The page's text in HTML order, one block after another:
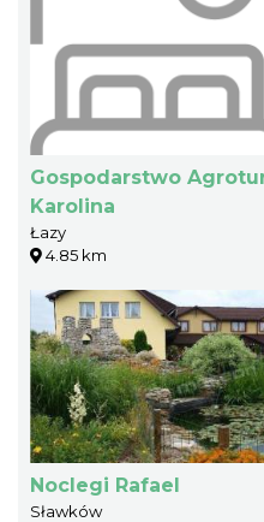
Gospodarstwo
Karolina
Łazy
4.85 km
Noclegi Rafael
Sławków